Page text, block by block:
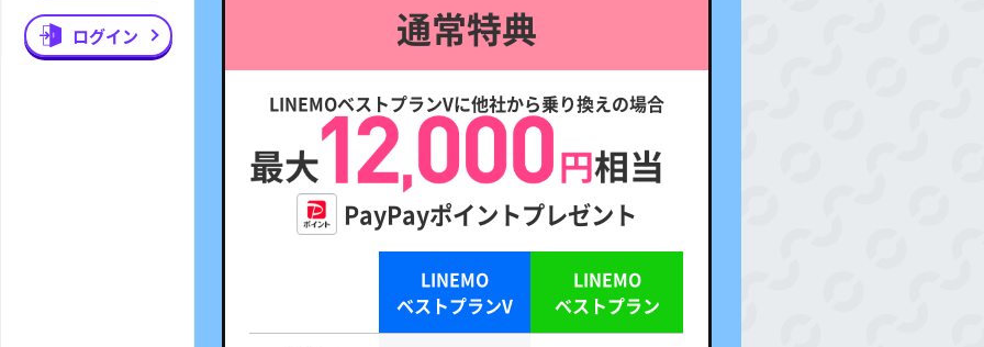
ログイン 通常特典
LINEMOベストプランVに他社から乗り換えの場合
PayPayポイントプレゼント
LINEMO
ベストプランV
LINEMO
ベストプラン